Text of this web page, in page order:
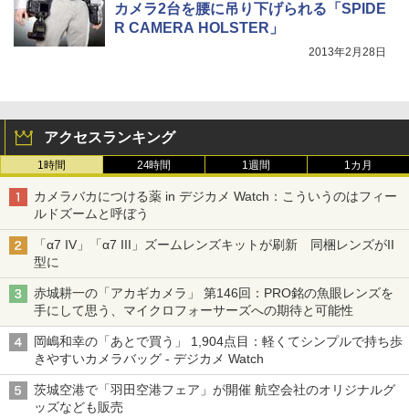
カメラ2台を腰に吊り下げられる「SPIDE
R CAMERA HOLSTER」
2013年2月28日
アクセスランキング
1時間 24時間 1週間 1カ月
カメラバカにつける薬 in デジカメ Watch：こういうのはフィー
ルドズームと呼ぼう
「α7 IV」「α7 III」ズームレンズキットが刷新 同梱レンズがII
型に
赤城耕一の「アカギカメラ」 第146回：PRO銘の魚眼レンズを
手にして思う、マイクロフォーサーズへの期待と可能性
岡嶋和幸の「あとで買う」 1,904点目：軽くてシンプルで持ち歩
きやすいカメラバッグ - デジカメ Watch
茨城空港で「羽田空港フェア」が開催 航空会社のオリジナルグ
ッズなども販売